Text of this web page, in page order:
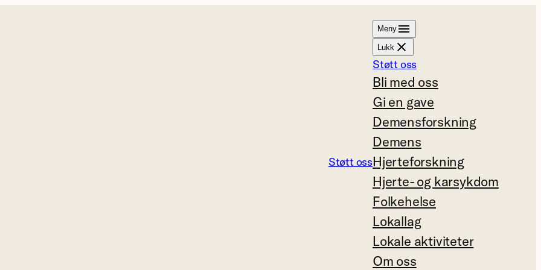
Støtt oss
Meny
Lukk
Støtt oss
Bli med oss
Gi en gave
Demensforskning
Demens
Hjerteforskning
Hjerte- og karsykdom
Folkehelse
Lokallag
Lokale aktiviteter
Om oss